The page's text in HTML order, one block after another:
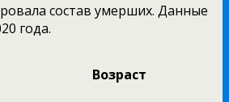
состав умерших. Данные
года.
Возраст